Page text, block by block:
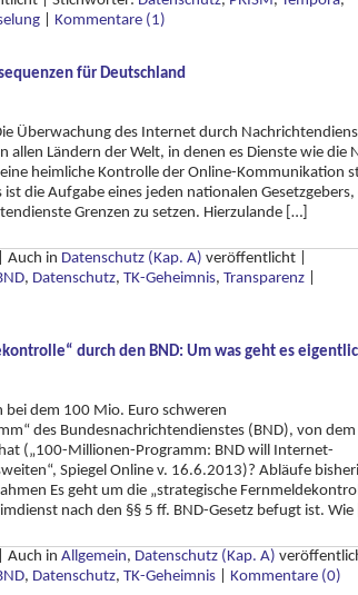
Kommentare (1)
für Deutschland
Überwachung des Internet durch
allen Ländern der Welt, in denen es Dienste wie die
heimliche Kontrolle der Online-Kommunikation
die Aufgabe eines jeden nationalen Gesetzgebers,
Grenzen zu setzen. Hierzulande […]
Auch in Datenschutz (Kap. A) veröffentlicht
, Datenschutz, TK-Geheimnis, Transparenz
durch den BND: Um was geht es
bei dem 100 Mio. Euro schweren
des Bundesnachrichtendienstes (BND), von
(„100-Millionen-Programm: BND will Internet-
Spiegel Online v. 16.6.2013)? Abläufe
Es geht um die „strategische
nach den §§ 5 ff. BND-Gesetz befugt ist. Wie
Auch in Allgemein, Datenschutz (Kap. A)
, Datenschutz, TK-Geheimnis Kommentare (0)